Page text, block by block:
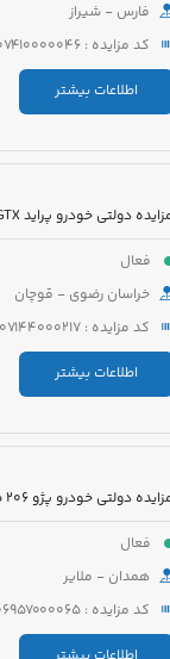
فارس - شیراز
کد مزایده : 5221007410000046
اطلاعات بیشتر
فعال
خراسان رضوی - قوچان
کد مزایده : 5221007144000217
اطلاعات بیشتر
فعال
همدان - ملایر
کد مزایده : 5221006957000065